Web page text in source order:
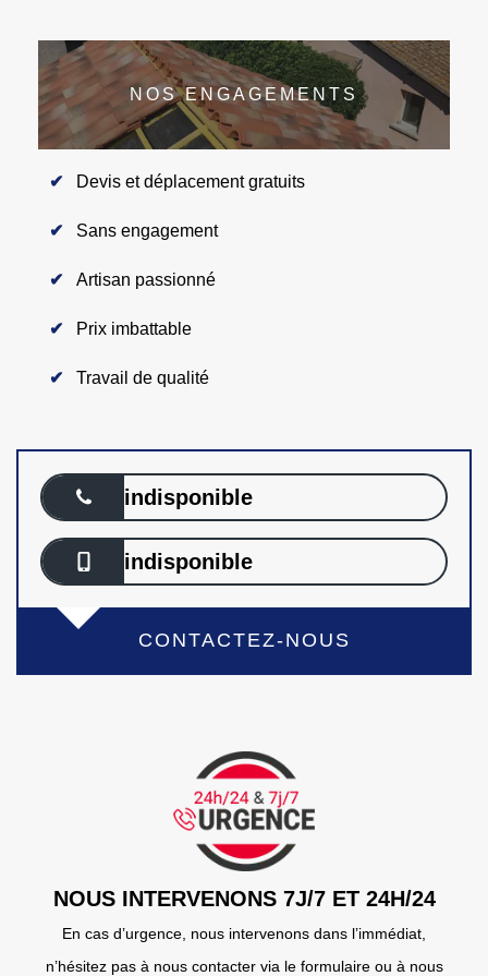
NOS ENGAGEMENTS
Devis et déplacement gratuits
Sans engagement
Artisan passionné
Prix imbattable
Travail de qualité
indisponible
indisponible
CONTACTEZ-NOUS
NOUS INTERVENONS 7J/7 ET 24H/24
En cas d’urgence, nous intervenons dans l’immédiat,
n’hésitez pas à nous contacter via le formulaire ou à nous